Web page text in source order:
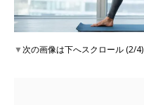
▼次の画像は下へスクロール (2/4)